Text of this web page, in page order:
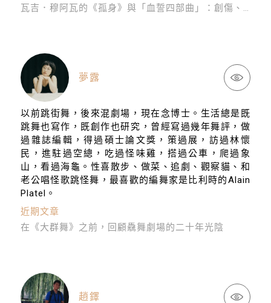
瓦吉．穆阿瓦的《孤身》與「血誓四部曲」：創傷、安魂與回家
夢露
以前跳街舞，後來混劇場，現在念博士。生活總是既
跳舞也寫作，既創作也研究，曾經寫過幾年舞評，做
過雜誌編輯，得過碩士論文獎，策過展，訪過林懷
民，進駐過空總，吃過怪味雞，搭過公車，爬過象
山，看過海龜。性喜散步、做菜、追劇、觀察貓、和
老公唱怪歌跳怪舞，最喜歡的編舞家是比利時的Alain
Platel。
近期文章
在《大群舞》之前，回顧驫舞劇場的二十年光陰
趙鐸